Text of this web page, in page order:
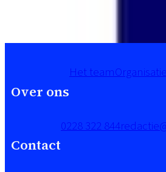
Over ons
Het team
Contact
0228 322 844